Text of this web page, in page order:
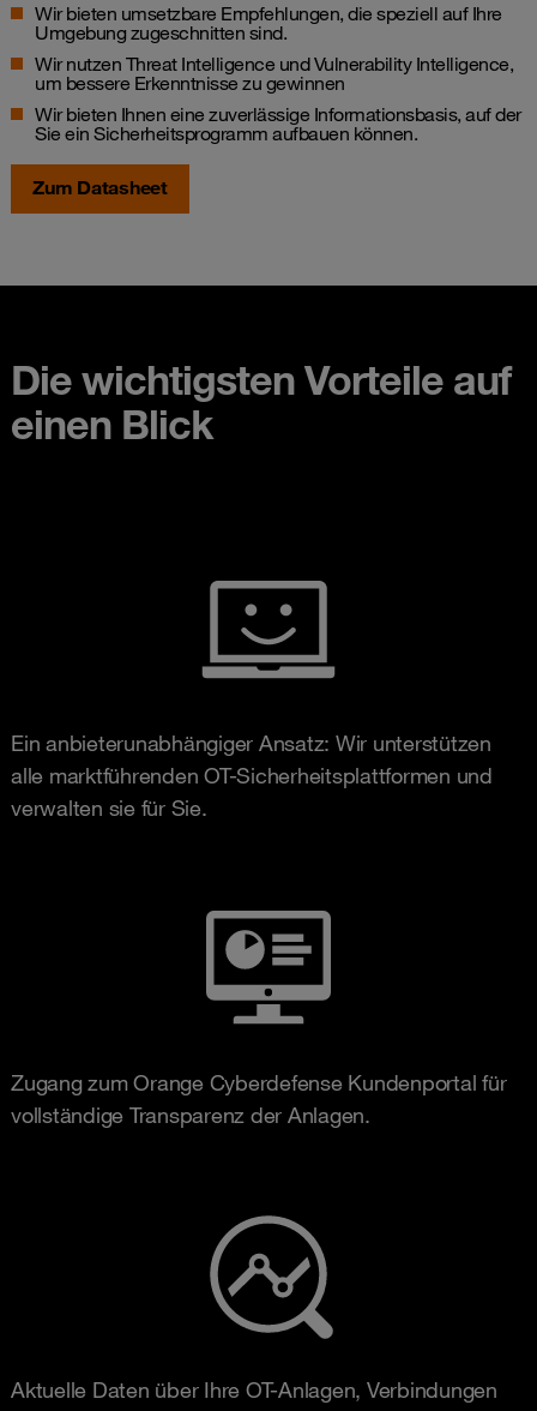
Wir bieten umsetzbare Empfehlungen, die speziell auf Ihre
Umgebung zugeschnitten sind.
Wir nutzen Threat Intelligence und Vulnerability Intelligence,
um bessere Erkenntnisse zu gewinnen
Wir bieten Ihnen eine zuverlässige Informationsbasis, auf der
Sie ein Sicherheitsprogramm aufbauen können.
Zum Datasheet
Die wichtigsten Vorteile auf
einen Blick
Ein anbieterunabhängiger Ansatz: Wir unterstützen
alle marktführenden OT-Sicherheitsplattformen und
verwalten sie für Sie.
Zugang zum Orange Cyberdefense Kundenportal für
vollständige Transparenz der Anlagen.
Aktuelle Daten über Ihre OT-Anlagen, Verbindungen